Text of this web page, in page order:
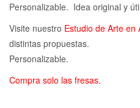
Personalizable. Idea original y
Visite nuestro Estudio de Arte en
distintas propuestas.
Personalizable.
Compra solo las fresas.